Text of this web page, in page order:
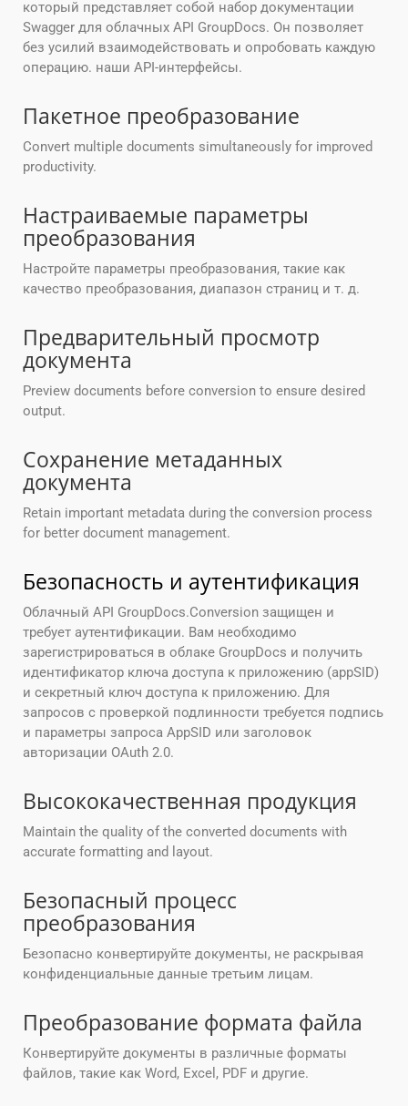
который представляет собой набор документации
Swagger для облачных API GroupDocs. Он позволяет
без усилий взаимодействовать и опробовать каждую
операцию. наши API-интерфейсы.
Пакетное преобразование
Convert multiple documents simultaneously for improved
productivity.
Настраиваемые параметры
преобразования
Настройте параметры преобразования, такие как
качество преобразования, диапазон страниц и т. д.
Предварительный просмотр
документа
Preview documents before conversion to ensure desired
output.
Сохранение метаданных
документа
Retain important metadata during the conversion process
for better document management.
Безопасность и аутентификация
Облачный API GroupDocs.Conversion защищен и
требует аутентификации. Вам необходимо
зарегистрироваться в облаке GroupDocs и получить
идентификатор ключа доступа к приложению (appSID)
и секретный ключ доступа к приложению. Для
запросов с проверкой подлинности требуется подпись
и параметры запроса AppSID или заголовок
авторизации OAuth 2.0.
Высококачественная продукция
Maintain the quality of the converted documents with
accurate formatting and layout.
Безопасный процесс
преобразования
Безопасно конвертируйте документы, не раскрывая
конфиденциальные данные третьим лицам.
Преобразование формата файла
Конвертируйте документы в различные форматы
файлов, такие как Word, Excel, PDF и другие.